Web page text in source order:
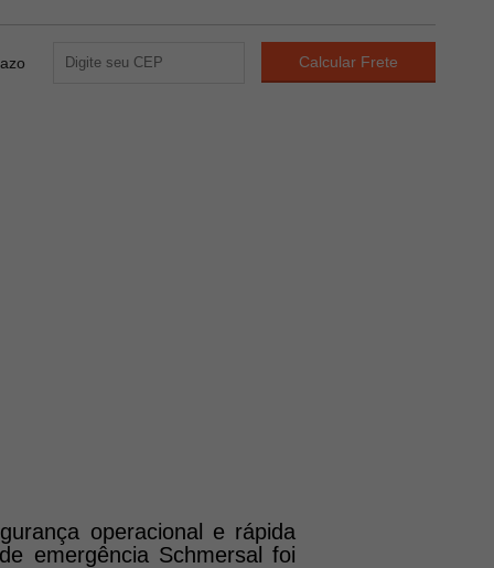
operacional e rápida
emergência Schmersal foi